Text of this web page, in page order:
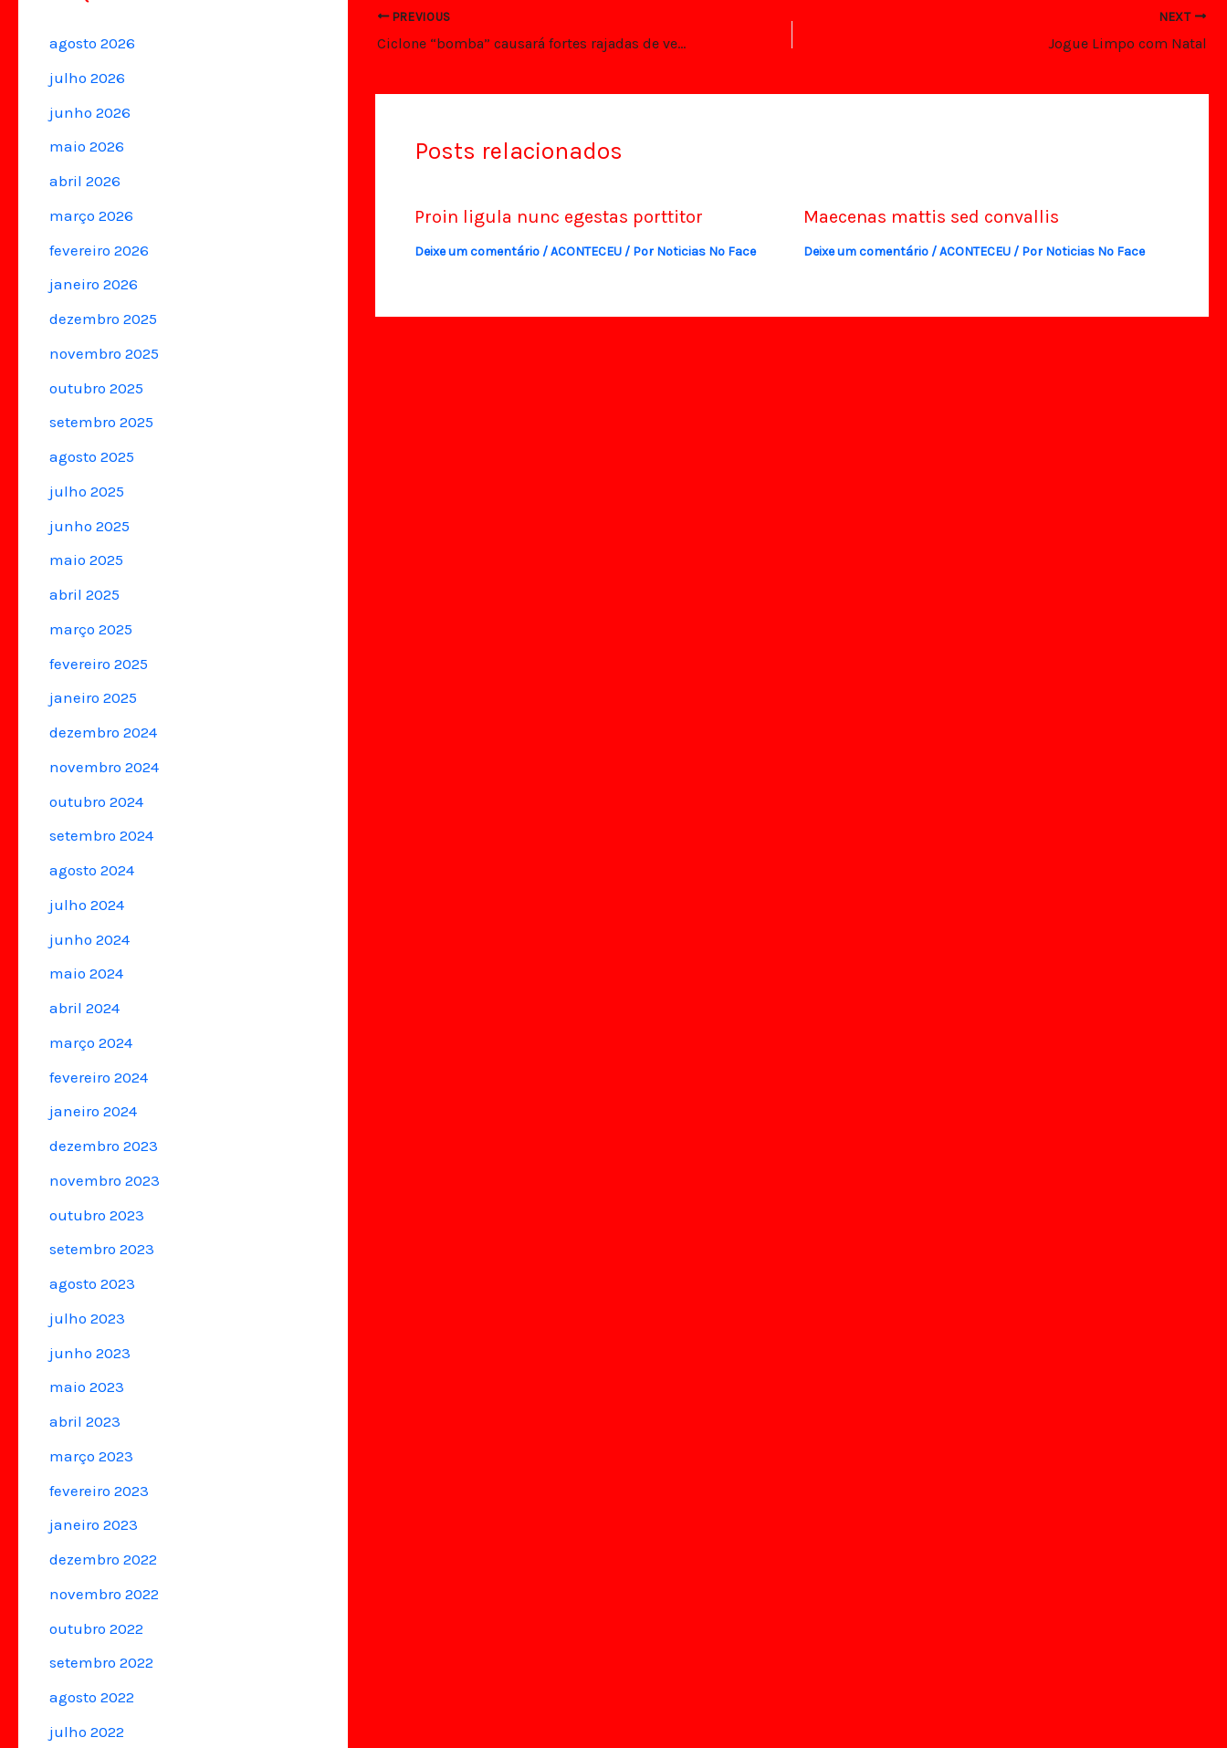
agosto 2026
julho 2026
junho 2026
maio 2026
abril 2026
março 2026
fevereiro 2026
janeiro 2026
dezembro 2025
novembro 2025
outubro 2025
setembro 2025
agosto 2025
julho 2025
junho 2025
maio 2025
abril 2025
março 2025
fevereiro 2025
janeiro 2025
dezembro 2024
novembro 2024
outubro 2024
setembro 2024
agosto 2024
julho 2024
junho 2024
maio 2024
abril 2024
março 2024
fevereiro 2024
janeiro 2024
dezembro 2023
novembro 2023
outubro 2023
setembro 2023
agosto 2023
julho 2023
junho 2023
maio 2023
abril 2023
março 2023
fevereiro 2023
janeiro 2023
dezembro 2022
novembro 2022
outubro 2022
setembro 2022
agosto 2022
julho 2022
PREVIOUS
Ciclone “bomba” causará fortes rajadas de vento em diversas regiões do país
NEXT
Jogue Limpo com Natal
Posts relacionados
Proin ligula nunc egestas porttitor
Deixe um comentário /ACONTECEU/ Por Noticias No Face
Maecenas mattis sed convallis
Deixe um comentário /ACONTECEU / Por Noticias No Face